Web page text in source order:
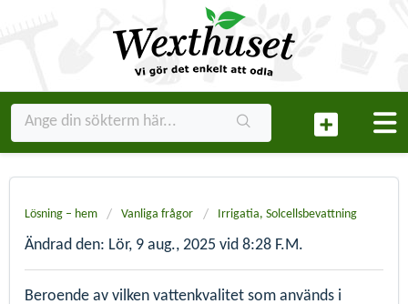
Lösning – hem Vanliga frågor Irrigatia, Solcellsbevattning
Ändrad den: Lör, 9 aug., 2025 vid 8:28 F.M.
Beroende av vilken vattenkvalitet som används i